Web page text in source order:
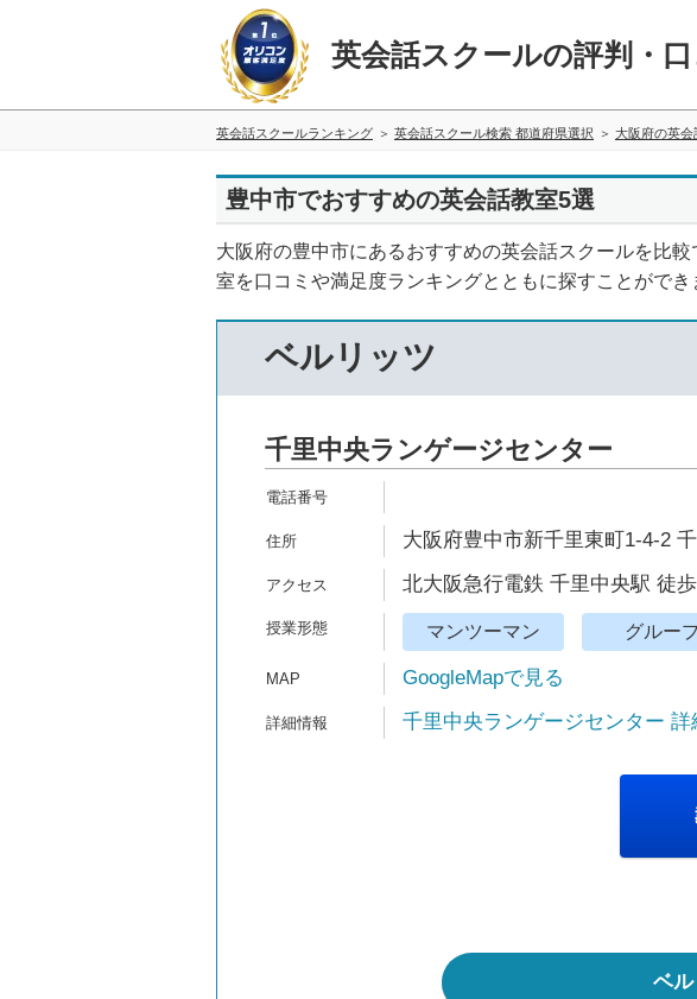
英会話スクールの評判・口
英会話スクールランキング 英会話スクール検索 都道府県選択 大阪府の英会
豊中市でおすすめの英会話教室5選
大阪府の豊中市にあるおすすめの英会話スクールを比
室を口コミや満足度ランキングとともに探すことができ
ベルリッツ
千里中央ランゲージセンター
大阪府豊中市新千里東町1-4-2
北大阪急行電鉄 千里中央駅 徒
マンツーマン グルー
GoogleMapで見る
千里中央ランゲージセンター 詳
ベ